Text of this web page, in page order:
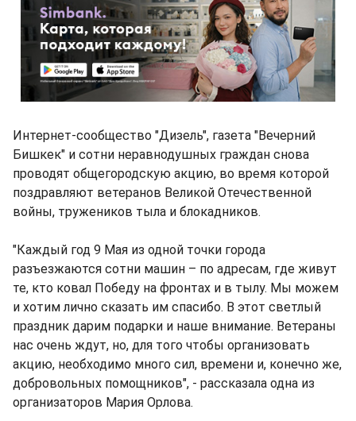
Интернет-сообщество "Дизель", газета "Вечерний
Бишкек" и сотни неравнодушных граждан снова
проводят общегородскую акцию, во время которой
поздравляют ветеранов Великой Отечественной
войны, тружеников тыла и блокадников.
"Каждый год 9 Мая из одной точки города
разъезжаются сотни машин – по адресам, где живут
те, кто ковал Победу на фронтах и в тылу. Мы можем
и хотим лично сказать им спасибо. В этот светлый
праздник дарим подарки и наше внимание. Ветераны
нас очень ждут, но, для того чтобы организовать
акцию, необходимо много сил, времени и, конечно же,
добровольных помощников", - рассказала одна из
организаторов Мария Орлова.